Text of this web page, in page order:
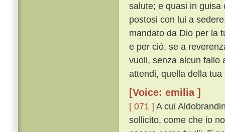
salute; e quasi in guisa
postosi con lui a
mandato da Dio per la
e per ciò, se a
vuoli, senza alcun fallo
attendi, quella della tua
[Voice: emilia ]
[ 071 ] A cui
sollicito, come che io